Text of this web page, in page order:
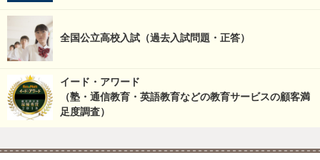
全国公立高校入試（過去入試問題・正答）
イード・アワード
（塾・通信教育・英語教育などの教育サービスの顧客満
足度調査）